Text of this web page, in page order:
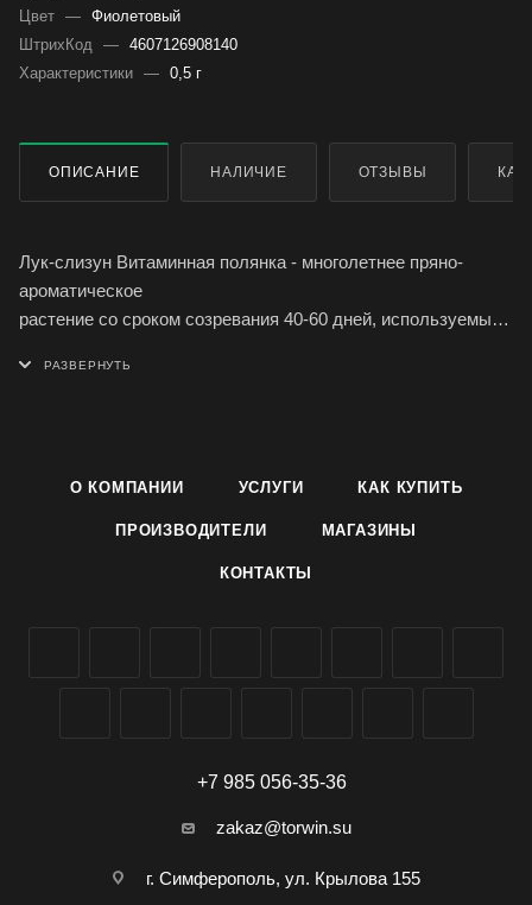
Цвет — Фиолетовый
ШтрихКод — 4607126908140
Характеристики — 0,5 г
ОПИСАНИЕ НАЛИЧИЕ ОТЗЫВЫ
Лук-слизун Витаминная полянка - многолетнее пряно-
ароматическое
растение со сроком созревания 40-60 дней, используемый
добавляется в качестве пряности в различные готовые
Зелень имеет слабо-острый вкус и слабо-чесночный запах.
Условия выращивания указанны на упаковке.
О КОМПАНИИ УСЛУГИ КАК КУПИТЬ
ПРОИЗВОДИТЕЛИ МАГАЗИНЫ
КОНТАКТЫ
+7 985 056-35-36
zakaz@torwin.su
г. Симферополь, ул. Крылова 155